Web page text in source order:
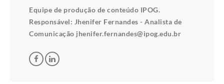
Equipe de produção de conteúdo IPOG.
Responsável: Jhenifer Fernandes - Analista de
Comunicação jhenifer.fernandes@ipog.edu.br